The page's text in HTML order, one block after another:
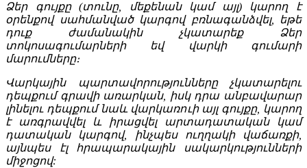
Ձեր գույքը (տունը, մեքենան կամ այլ) կարող է
օրենքով սահմանված կարգով բռնագանձվել, եթե
դուք ժամանակին չկատարեք Ձեր
տոկոսագումարների եվ վարկի գումարի
մարումները։
Վարկային պարտավորությունները չկատարելու
դեպքում գրավի առարկան, իսկ դրա անբավարար
լինելու դեպքում նաև վարկառուի այլ գույքը, կարող
է առգրավվել և իրացվել արտադատական կամ
դատական կարգով, ինչպես ուղղակի վաճառքի,
այնպես էլ հրապարակային սակարկությունների
միջոցով: